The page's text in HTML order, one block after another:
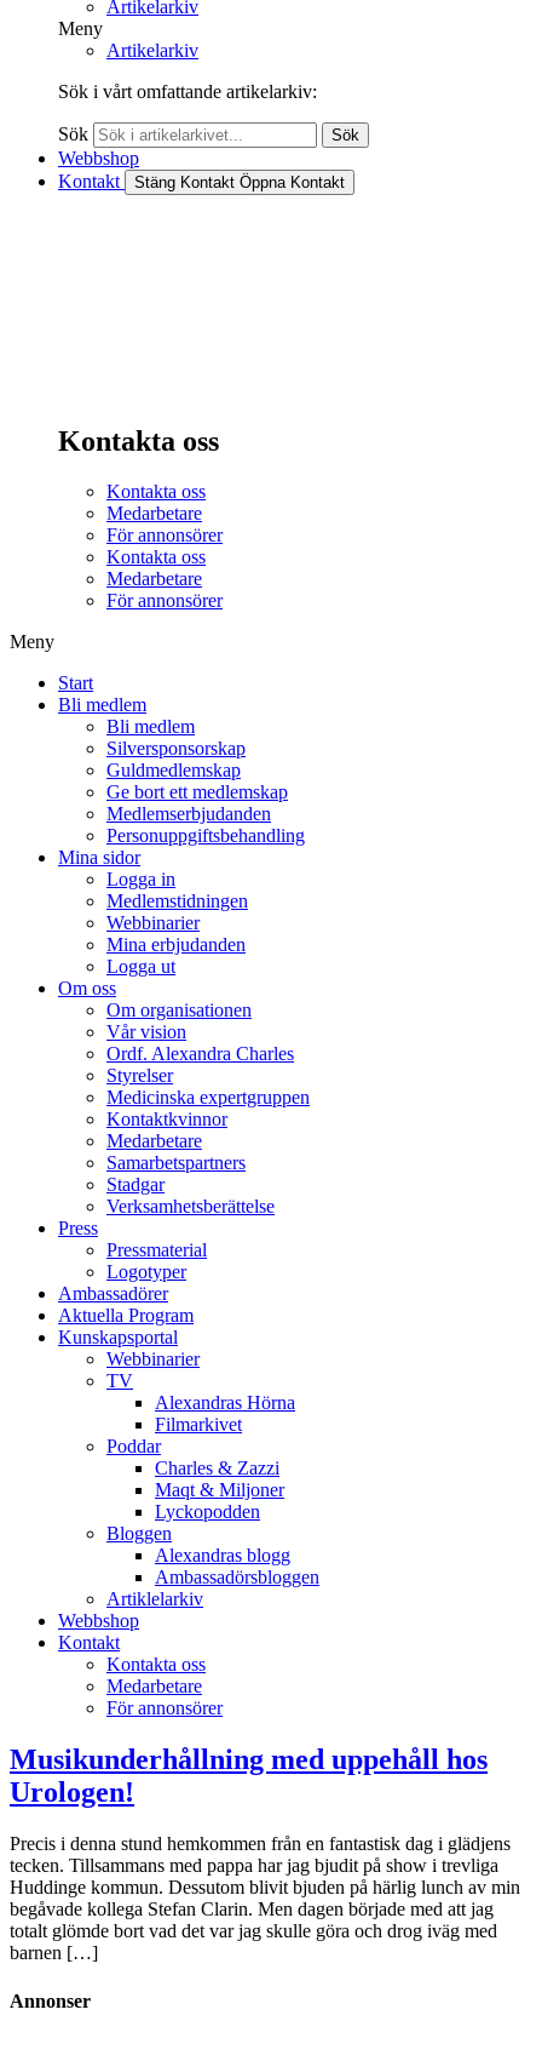
Artikelarkiv
Meny
Artikelarkiv
Sök i vårt omfattande artikelarkiv:
Sök Sök
Webbshop
Kontakt
Stäng Kontakt Öppna Kontakt
Kontakta oss
Kontakta oss
Medarbetare
För annonsörer
Kontakta oss
Medarbetare
För annonsörer
Meny
Start
Bli medlem
Bli medlem
Silversponsorskap
Guldmedlemskap
Ge bort ett medlemskap
Medlemserbjudanden
Personuppgiftsbehandling
Mina sidor
Logga in
Medlemstidningen
Webbinarier
Mina erbjudanden
Logga ut
Om oss
Om organisationen
Vår vision
Ordf. Alexandra Charles
Styrelser
Medicinska expertgruppen
Kontaktkvinnor
Medarbetare
Samarbetspartners
Stadgar
Verksamhetsberättelse
Press
Pressmaterial
Logotyper
Ambassadörer
Aktuella Program
Kunskapsportal
Webbinarier
TV
Alexandras Hörna
Filmarkivet
Poddar
Charles & Zazzi
Maqt & Miljoner
Lyckopodden
Bloggen
Alexandras blogg
Ambassadörsbloggen
Artiklelarkiv
Webbshop
Kontakt
Kontakta oss
Medarbetare
För annonsörer
Musikunderhållning med uppehåll hos
Urologen!
Precis i denna stund hemkommen från en fantastisk dag i glädjens
tecken. Tillsammans med pappa har jag bjudit på show i trevliga
Huddinge kommun. Dessutom blivit bjuden på härlig lunch av min
begåvade kollega Stefan Clarin. Men dagen började med att jag
totalt glömde bort vad det var jag skulle göra och drog iväg med
barnen […]
Annonser